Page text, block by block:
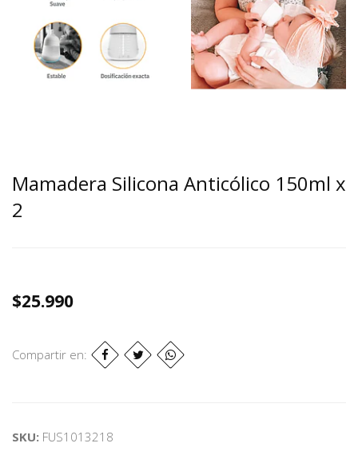
Mamadera Silicona Anticólico 150ml x
2
$25.990
Compartir en:
SKU: FUS1013218